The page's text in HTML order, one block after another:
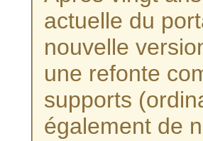
actuelle du
nouvelle
une refonte
supports
également de